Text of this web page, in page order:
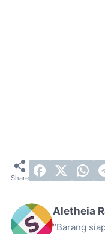
Aletheia
“Barang